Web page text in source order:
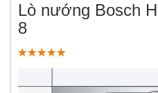
Lò nướng Bosch
8